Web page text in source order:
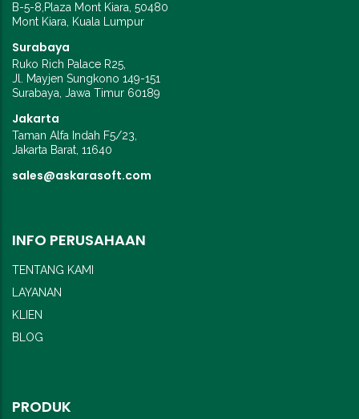
B-5-8,Plaza Mont Kiara, 50480
Mont Kiara, Kuala Lumpur
Surabaya
Ruko Rich Palace R25,
Jl. Mayjen Sungkono 149-151
Surabaya, Jawa Timur 60189
Jakarta
Taman Alfa Indah F5/23,
Jakarta Barat, 11640
sales@askarasoft.com
INFO PERUSAHAAN
TENTANG KAMI
LAYANAN
KLIEN
BLOG
PRODUK